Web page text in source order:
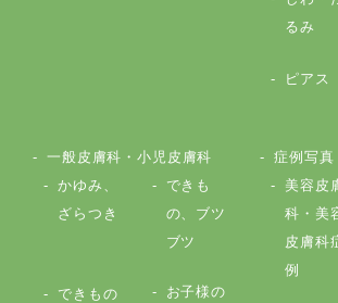
るみ
ピアス
一般皮膚科・小児皮膚科
かゆみ、
ざらつき
できも
の、ブツ
ブツ
できもの
お子様の
症例写真
美容皮
科・美
皮膚科
例